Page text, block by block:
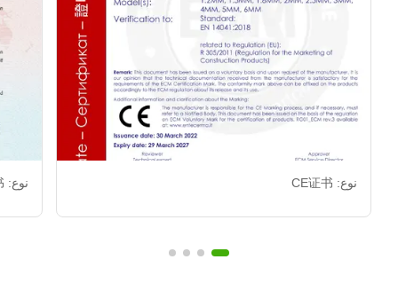
نوع: CE证书 نوع: CE证书